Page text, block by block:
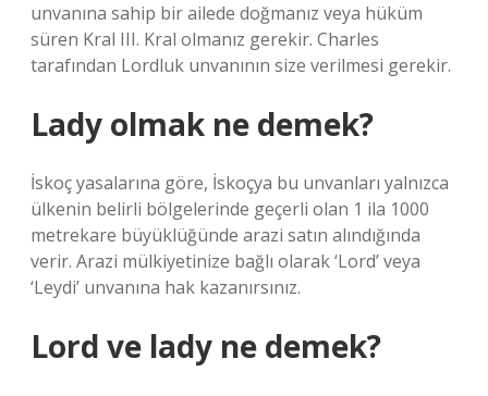
unvanına sahip bir ailede doğmanız veya hüküm
süren Kral III. Kral olmanız gerekir. Charles
tarafından Lordluk unvanının size verilmesi gerekir.
Lady olmak ne demek?
İskoç yasalarına göre, İskoçya bu unvanları yalnızca
ülkenin belirli bölgelerinde geçerli olan 1 ila 1000
metrekare büyüklüğünde arazi satın alındığında
verir. Arazi mülkiyetinize bağlı olarak ‘Lord’ veya
‘Leydi’ unvanına hak kazanırsınız.
Lord ve lady ne demek?